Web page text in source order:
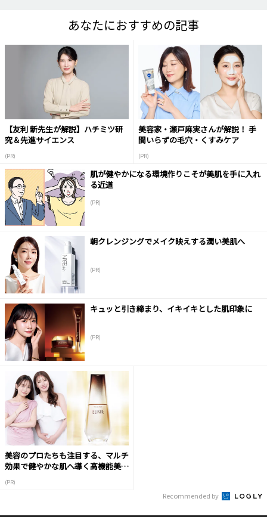
あなたにおすすめの記事
【友利 新先生が解説】ハチミツ研
究＆先進サイエンス
(PR)
美容家・瀬戸麻実さんが解説！ 手
間いらずの毛穴・くすみケア
(PR)
肌が健やかになる環境作りこそが美肌を手に入れ
る近道
(PR)
朝クレンジングでメイク映えする潤い美肌へ
(PR)
キュッと引き締まり、イキイキとした肌印象に
(PR)
美容のプロたちも注目する、マルチ
効果で健やかな肌へ導く高機能美容
(PR)
Recommended by